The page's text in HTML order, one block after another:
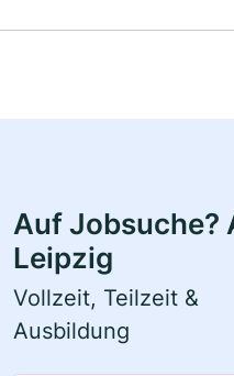
Auf Jobsuche?
Leipzig
Vollzeit, Teilzeit &
Ausbildung